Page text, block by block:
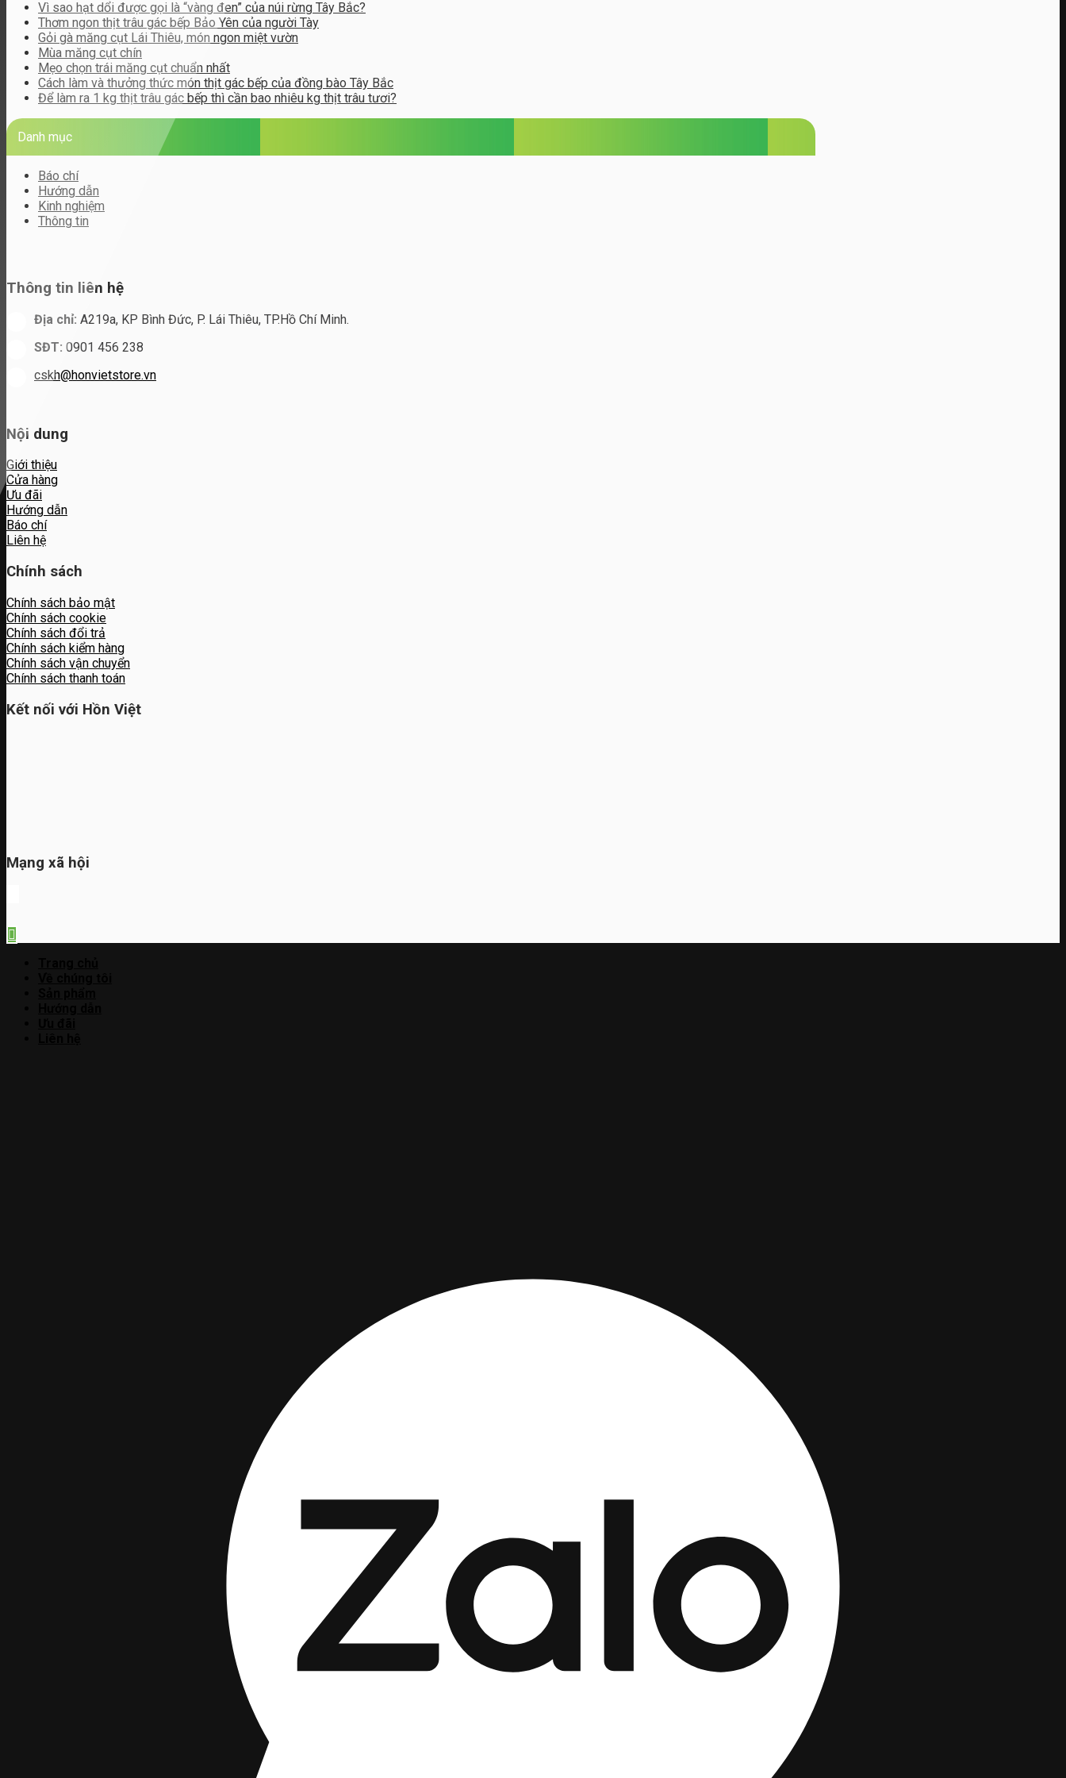
Vì sao hạt dổi được gọi là “vàng đen” của núi rừng Tây Bắc?
Thơm ngon thịt trâu gác bếp Bảo Yên của người Tày
Gỏi gà măng cụt Lái Thiêu, món ngon miệt vườn
Mùa măng cụt chín
Mẹo chọn trái măng cụt chuẩn nhất
Cách làm và thưởng thức món thịt gác bếp của đồng bào Tây Bắc
Để làm ra 1 kg thịt trâu gác bếp thì cần bao nhiêu kg thịt trâu tươi?
Danh mục
Báo chí
Hướng dẫn
Kinh nghiệm
Thông tin
Thông tin liên hệ
Địa chỉ: A219a, KP Bình Đức, P. Lái Thiêu, TP.Hồ Chí Minh.
SĐT: 0901 456 238
cskh@honvietstore.vn
Nội dung
Giới thiệu
Cửa hàng
Ưu đãi
Hướng dẫn
Báo chí
Liên hệ
Chính sách
Chính sách bảo mật
Chính sách cookie
Chính sách đổi trả
Chính sách kiểm hàng
Chính sách vận chuyển
Chính sách thanh toán
Kết nối với Hồn Việt
Mạng xã hội